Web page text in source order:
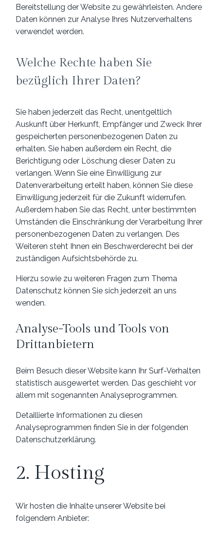
Bereitstellung der Website zu gewährleisten. Andere
Daten können zur Analyse Ihres Nutzerverhaltens
verwendet werden.
Welche Rechte haben Sie
bezüglich Ihrer Daten?
Sie haben jederzeit das Recht, unentgeltlich
Auskunft über Herkunft, Empfänger und Zweck Ihrer
gespeicherten personenbezogenen Daten zu
erhalten. Sie haben außerdem ein Recht, die
Berichtigung oder Löschung dieser Daten zu
verlangen. Wenn Sie eine Einwilligung zur
Datenverarbeitung erteilt haben, können Sie diese
Einwilligung jederzeit für die Zukunft widerrufen.
Außerdem haben Sie das Recht, unter bestimmten
Umständen die Einschränkung der Verarbeitung Ihrer
personenbezogenen Daten zu verlangen. Des
Weiteren steht Ihnen ein Beschwerderecht bei der
zuständigen Aufsichtsbehörde zu.
Hierzu sowie zu weiteren Fragen zum Thema
Datenschutz können Sie sich jederzeit an uns
wenden.
Analyse-Tools und Tools von
Dritt­anbietern
Beim Besuch dieser Website kann Ihr Surf-Verhalten
statistisch ausgewertet werden. Das geschieht vor
allem mit sogenannten Analyseprogrammen.
Detaillierte Informationen zu diesen
Analyseprogrammen finden Sie in der folgenden
Datenschutzerklärung.
2. Hosting
Wir hosten die Inhalte unserer Website bei
folgendem Anbieter: